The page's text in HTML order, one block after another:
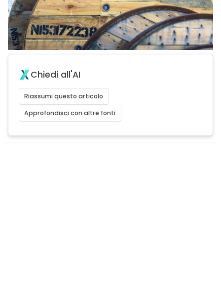
Chiedi all'AI
Riassumi questo articolo
Approfondisci con altre fonti